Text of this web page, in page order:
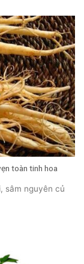
toàn tinh hoa
sâm nguyên củ